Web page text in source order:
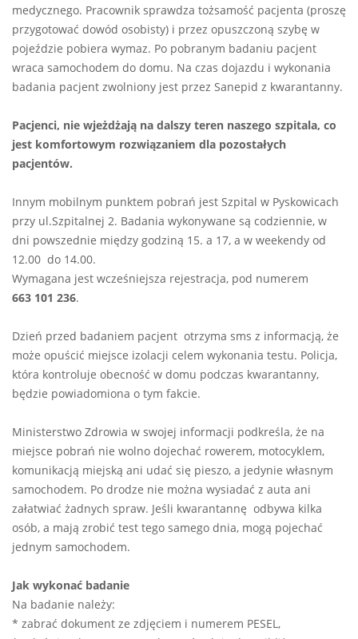
medycznego. Pracownik sprawdza tożsamość pacjenta (proszę
przygotować dowód osobisty) i przez opuszczoną szybę w
pojeździe pobiera wymaz. Po pobranym badaniu pacjent
wraca samochodem do domu. Na czas dojazdu i wykonania
badania pacjent zwolniony jest przez Sanepid z kwarantanny.
Pacjenci, nie wjeżdżają na dalszy teren naszego szpitala, co
jest komfortowym rozwiązaniem dla pozostałych
pacjentów.
Innym mobilnym punktem pobrań jest Szpital w Pyskowicach
przy ul.Szpitalnej 2. Badania wykonywane są codziennie, w
dni powszednie między godziną 15. a 17, a w weekendy od
12.00 do 14.00.
Wymagana jest wcześniejsza rejestracja, pod numerem
663 101 236.
Dzień przed badaniem pacjent otrzyma sms z informacją, że
może opuścić miejsce izolacji celem wykonania testu. Policja,
która kontroluje obecność w domu podczas kwarantanny,
będzie powiadomiona o tym fakcie.
Ministerstwo Zdrowia w swojej informacji podkreśla, że na
miejsce pobrań nie wolno dojechać rowerem, motocyklem,
komunikacją miejską ani udać się pieszo, a jedynie własnym
samochodem. Po drodze nie można wysiadać z auta ani
załatwiać żadnych spraw. Jeśli kwarantannę odbywa kilka
osób, a mają zrobić test tego samego dnia, mogą pojechać
jednym samochodem.
Jak wykonać badanie
Na badanie należy:
* zabrać dokument ze zdjęciem i numerem PESEL,